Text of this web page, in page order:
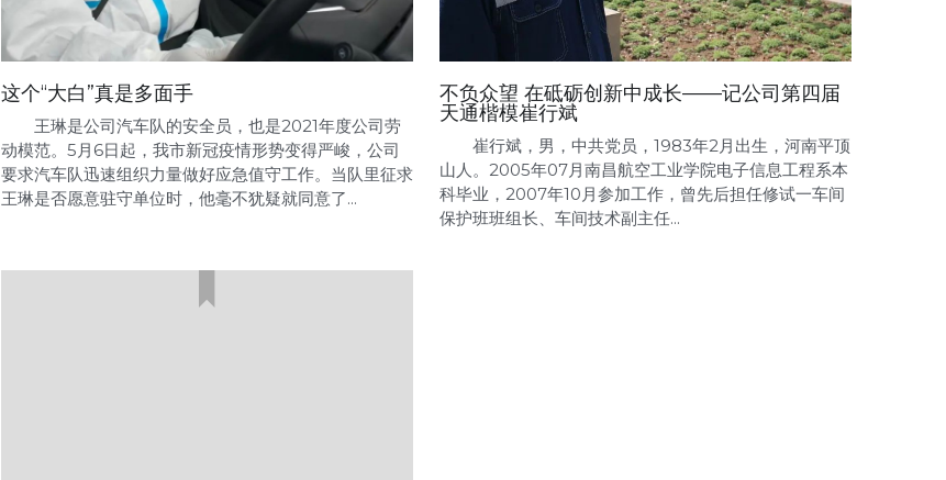
这个“大白”真是多面手
王琳是公司汽车队的安全员，也是2021年度公司劳
动模范。5月6日起，我市新冠疫情形势变得严峻，公司
要求汽车队迅速组织力量做好应急值守工作。当队里征求
王琳是否愿意驻守单位时，他毫不犹疑就同意了...
不负众望 在砥砺创新中成长——记公司第四届
天通楷模崔行斌
崔行斌，男，中共党员，1983年2月出生，河南平顶
山人。2005年07月南昌航空工业学院电子信息工程系本
科毕业，2007年10月参加工作，曾先后担任修试一车间
保护班班组长、车间技术副主任...